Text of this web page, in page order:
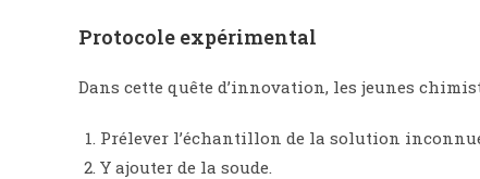
Protocole expérimental
Dans cette quête d’innovation, les jeunes
Prélever l’échantillon de la solution
Y ajouter de la soude.